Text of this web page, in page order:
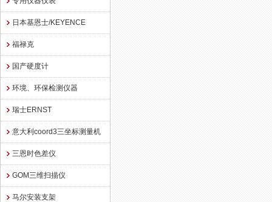
日本基恩士/KEYENCE
福禄克
国产硬度计
环境、环保检测仪器
瑞士ERNST
意大利coord3三坐标测量机
三恩时色差仪
GOM三维扫描仪
马尔安装支架